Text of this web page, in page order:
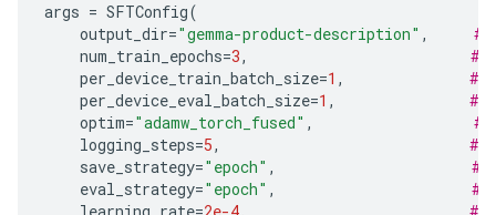
args = SFTConfig(
output_dir="gemma-product-description" ,
#
num_train_epochs=3,
#
per_device_train_batch_size=1 ,
#
per_device_eval_batch_size=1 ,
#
optim="adamw_torch_fused" ,
#
logging_steps=5,
#
save_strategy="epoch" ,
#
eval_strategy="epoch" ,
#